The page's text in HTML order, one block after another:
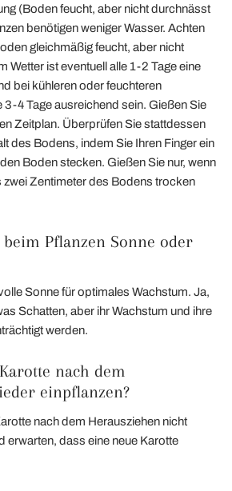
(Boden feucht, aber nicht durchnässt
benötigen weniger Wasser. Achten
gleichmäßig feucht, aber nicht
Wetter ist eventuell alle 1-2 Tage eine
bei kühleren oder feuchteren
3-4 Tage ausreichend sein. Gießen Sie
Zeitplan. Überprüfen Sie stattdessen
des Bodens, indem Sie Ihren Finger ein
Boden stecken. Gießen Sie nur, wenn
zwei Zentimeter des Bodens trocken
Pflanzen Sonne oder
Sonne für optimales Wachstum. Ja,
Schatten, aber ihr Wachstum und ihre
werden.
nach dem
einpflanzen?
nach dem Herausziehen nicht
erwarten, dass eine neue Karotte